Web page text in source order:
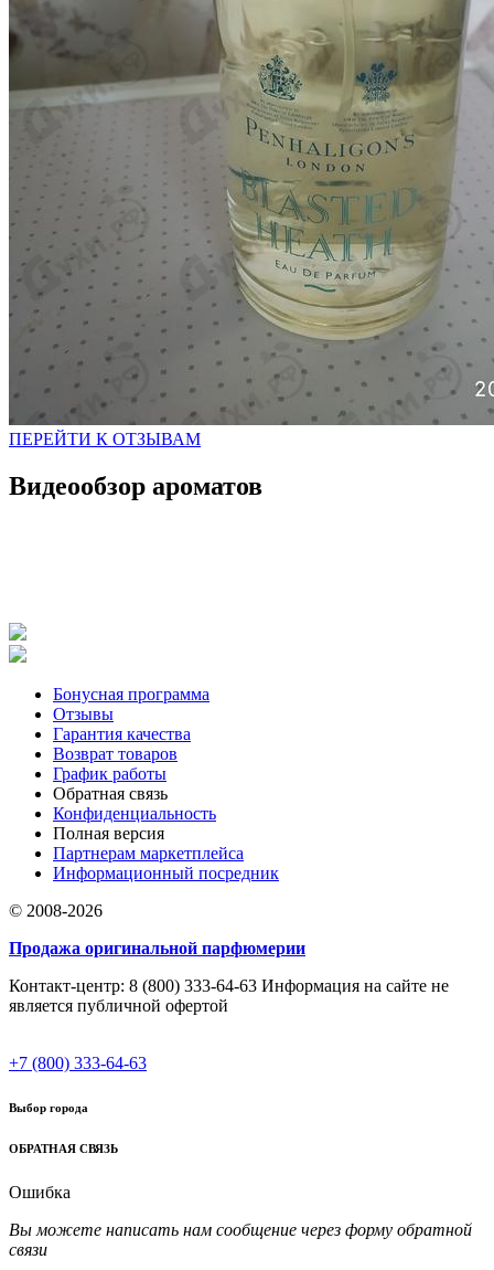
ПЕРЕЙТИ К ОТЗЫВАМ
Видеообзор ароматов
Бонусная программа
Отзывы
Гарантия качества
Возврат товаров
График работы
Обратная связь
Конфиденциальность
Полная версия
Партнерам маркетплейса
Информационный посредник
© 2008-2026
Продажа оригинальной парфюмерии
Контакт-центр: 8 (800) 333-64-63 Информация на сайте не
является публичной офертой
+7 (800) 333-64-63
Выбор города
ОБРАТНАЯ СВЯЗЬ
Ошибка
Вы можете написать нам сообщение через форму обратной
связи